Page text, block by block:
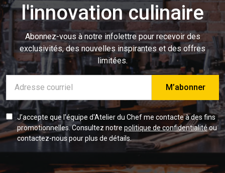
l'innovation culinaire
Abonnez-vous à notre infolettre pour recevoir des
exclusivités, des nouvelles inspirantes et des offres
limitées.
mail
J’accepte que l’équipe d'Atelier du Chef me contacte à des fins
promotionnelles. Consultez notre politique de confidentialitéou
contactez-nous pour plus de détails.